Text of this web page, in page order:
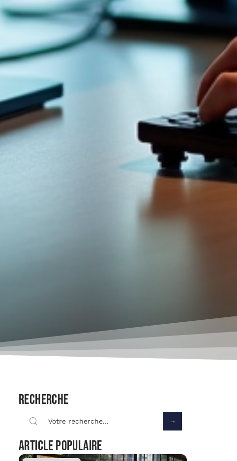
Recherche
Article populaire